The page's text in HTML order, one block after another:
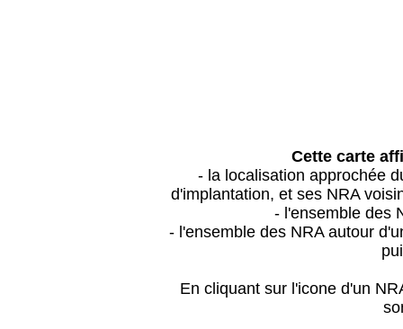
Cette carte
- la localisation approchée
d'implantation, et ses NRA
- l'ensemble des
- l'ensemble des NRA autour
En cliquant sur l'icone d'un